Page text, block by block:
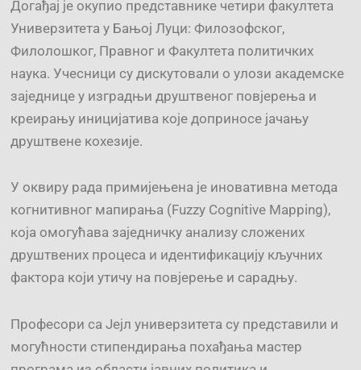
Догађај је окупио представнике четири факултета
Универзитета у Бањој Луци: Филозофског,
Филолошког, Правног и Факултета политичких
наука. Учесници су дискутовали о улози академске
заједнице у изградњи друштвеног повјерења и
креирању иницијатива које доприносе јачању
друштвене кохезије.
У оквиру рада примијењена је иновативна метода
когнитивног мапирања (Fuzzy Cognitive Mapping),
која омогућава заједничку анализу сложених
друштвених процеса и идентификацију кључних
фактора који утичу на повјерење и сарадњу.
Професори са Јејл универзитета су представили и
могућности стипендирања похађања мастер